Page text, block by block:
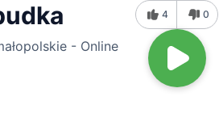
- Online
4 0